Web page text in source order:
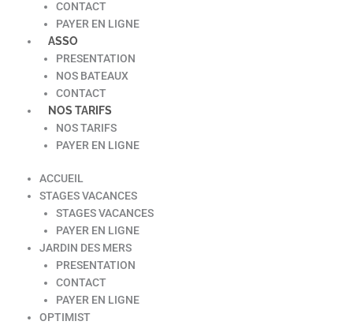
CONTACT
PAYER EN LIGNE
ASSO
PRESENTATION
NOS BATEAUX
CONTACT
NOS TARIFS
NOS TARIFS
PAYER EN LIGNE
ACCUEIL
STAGES VACANCES
STAGES VACANCES
PAYER EN LIGNE
JARDIN DES MERS
PRESENTATION
CONTACT
PAYER EN LIGNE
OPTIMIST